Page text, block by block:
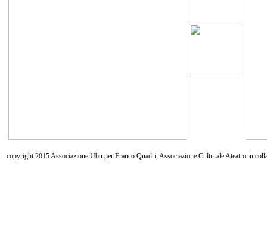
copyright 2015 Associazione Ubu per Franco Quadri, Associazione Culturale Ateatro in